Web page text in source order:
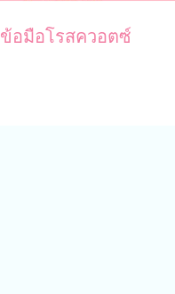
ข้อมือโรสควอตซ์